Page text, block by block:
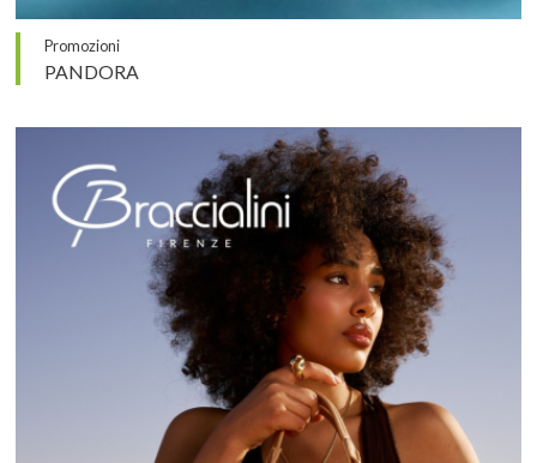
Promozioni
PANDORA